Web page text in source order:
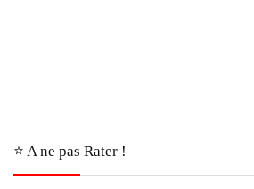
⭐️ A ne pas Rater !